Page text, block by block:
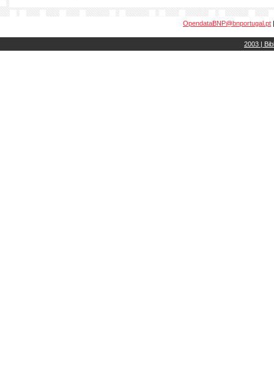
OpendataBNP@bnportugal.pt
2003 |